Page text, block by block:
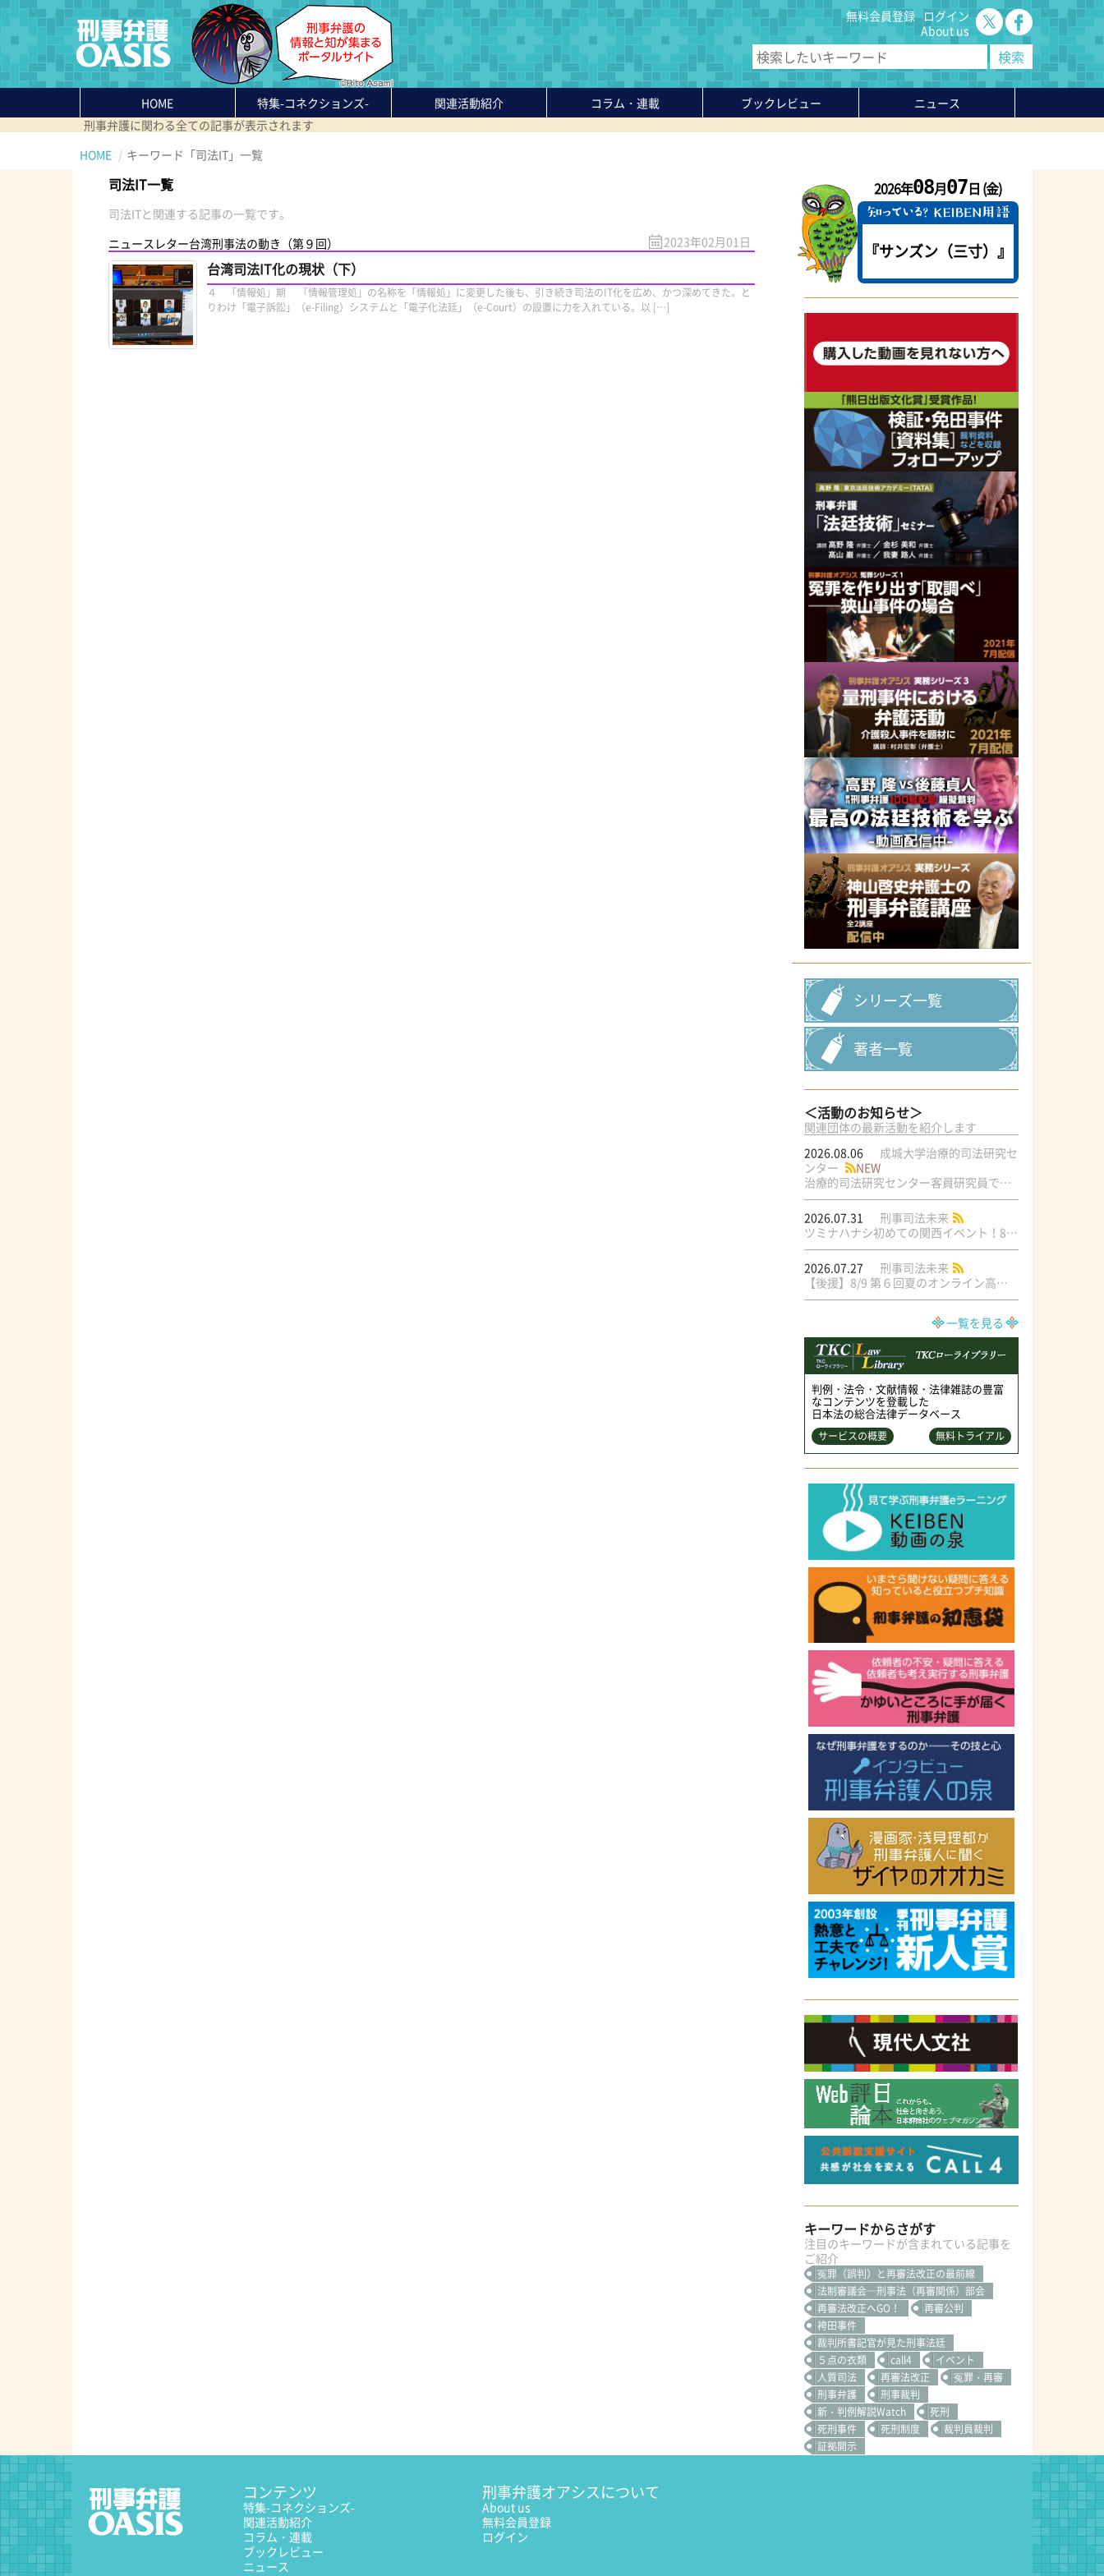
無料会員登録 ログイン
About us
HOME 特集-コネクションズ- 関連活動紹介 コラム・連載 ブックレビュー
ニュース
刑事弁護に関わる全ての記事が表示されます
HOME
キーワード「司法IT」一覧
司法IT一覧
司法ITと関連する記事の一覧です。
ニュースレター台湾刑事法の動き（第９回）
2023年02月01日
台湾司法IT化の現状（下）
４ 「情報処」期 「情報管理処」の名称を「情報処」に変更した後も、引き続き司法のIT化を広め、かつ深めてきた。と
りわけ「電子訴訟」（e-Filing）システムと「電子化法廷」（e-Court）の設置に力を入れている。以 […]
2026年08月07日 (金)
『サンズン（三寸）』
シリーズ一覧
著者一覧
＜活動のお知らせ＞
関連団体の最新活動を紹介します
2026.08.06
成城大学治療的司法研究セ
ンター
NEW
治療的司法研究センター客員研究員で元・弁護士の菅原直美氏の論文が公刊されました
2026.07.31
刑事司法未来
ツミナハナシ初めての関西イベント！8/17（月）＠梅田ラテラル
2026.07.27
刑事司法未来
【後援】8/9 第６回夏のオンライン高校生文学模擬裁判交流大会
一覧を見る
判例・法令・文献情報・法律雑誌の豊富
なコンテンツを登載した
日本法の総合法律データベース
サービスの概要 無料トライアル
キーワードからさがす
注目のキーワードが含まれている記事を
ご紹介
冤罪（誤判）と再審法改正の最前線
法制審議会―刑事法（再審関係）部会
再審法改正へGO！
再審公判
袴田事件
裁判所書記官が見た刑事法廷
５点の衣類
call4
イベント
人質司法
再審法改正
冤罪・再審
刑事弁護
刑事裁判
新・判例解説Watch
死刑
死刑事件
死刑制度
裁判員裁判
証拠開示
コンテンツ
特集-コネクションズ-
関連活動紹介
コラム・連載
ブックレビュー
ニュース
刑事弁護オアシスについて
About us
無料会員登録
ログイン